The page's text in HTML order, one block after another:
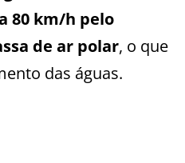
80 km/h pelo
de ar polar, o que
das águas.